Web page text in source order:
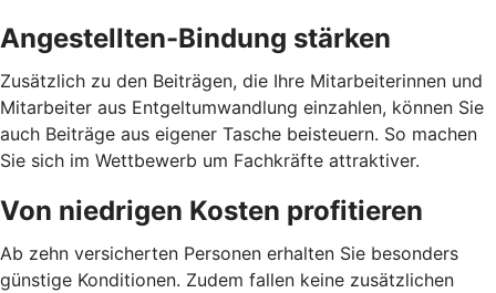
Angestellten-Bindung stärken
Zusätzlich zu den Beiträgen, die Ihre Mitarbeiterinnen und
Mitarbeiter aus Entgeltumwandlung einzahlen, können Sie
auch Beiträge aus eigener Tasche beisteuern. So machen
Sie sich im Wettbewerb um Fachkräfte attraktiver.
Von niedrigen Kosten profitieren
Ab zehn versicherten Personen erhalten Sie besonders
günstige Konditionen. Zudem fallen keine zusätzlichen